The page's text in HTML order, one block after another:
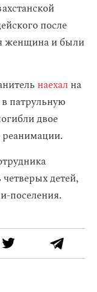
после
женщина и были
наехал на
патрульную
двое
реанимации.
детей,
поселения.